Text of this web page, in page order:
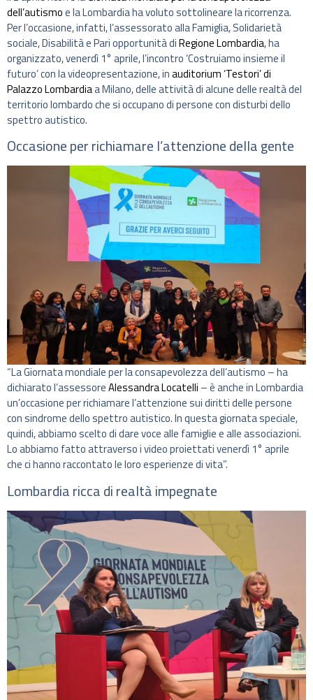
dell’autismoe la Lombardia ha voluto sottolineare la ricorrenza.
Per l’occasione, infatti, l’assessorato alla Famiglia, Solidarietà
sociale, Disabilità e Pari opportunità diRegione Lombardia, ha
organizzato, venerdì 1° aprile, l’incontro ‘Costruiamo insieme il
futuro’ con la videopresentazione, inauditorium ‘Testori’ di
Palazzo Lombardiaa Milano, delle attività di alcune delle realtà del
territorio lombardo che si occupano di persone con disturbi dello
spettro autistico.
Occasione per richiamare l’attenzione della gente
“La Giornata mondiale per la consapevolezza dell’autismo – ha
dichiarato l’assessoreAlessandra Locatelli – è anche in Lombardia
un’occasione per richiamare l’attenzione sui diritti delle persone
con sindrome dello spettro autistico. In questa giornata speciale,
quindi, abbiamo scelto di dare voce alle famiglie e alle associazioni.
Lo abbiamo fatto attraverso i video proiettati venerdì 1° aprile
che ci hanno raccontato le loro esperienze di vita”.
Lombardia ricca di realtà impegnate